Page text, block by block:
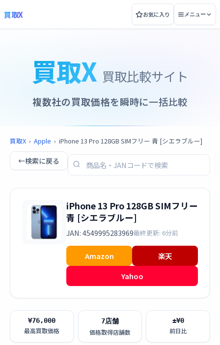
買取X お気に入り メニュー
買取X 買取比較サイト
複数社の買取価格を瞬時に一括比較
買取X › Apple › iPhone 13 Pro 128GB SIMフリー 青 [シエラブルー]
←検索に戻る
iPhone 13 Pro 128GB SIMフリー
青 [シエラブルー]
JAN: 4549995283969最終更新: 6分前
Amazon
楽天
Yahoo
¥76,000
最高買取価格
7店舗
価格取得店舗数
±¥0
前日比